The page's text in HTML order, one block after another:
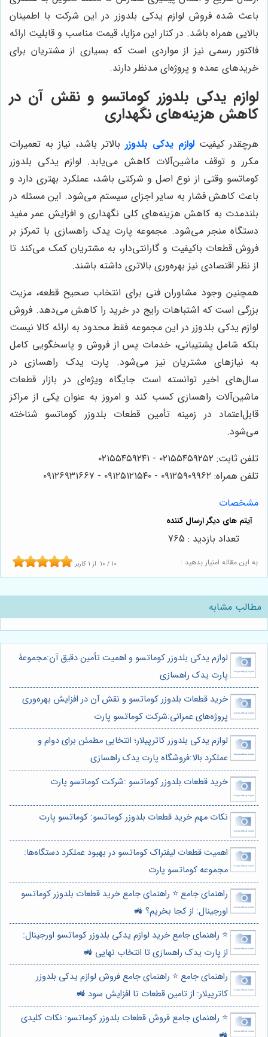
باعث شده فروش لوازم یدکی بلدوزر در این شرکت با اطمینان
بالایی همراه باشد. در کنار این مزایا، قیمت مناسب و قابلیت ارائه
فاکتور رسمی نیز از مواردی است که بسیاری از مشتریان برای
خریدهای عمده و پروژه‌ای مدنظر دارند.
لوازم یدکی بلدوزر کوماتسو و نقش آن در
کاهش هزینه‌های نگهداری
هرچقدر کیفیت لوازم یدکی بلدوزر بالاتر باشد، نیاز به تعمیرات
مکرر و توقف ماشین‌آلات کاهش می‌یابد. لوازم یدکی بلدوزر
کوماتسو وقتی از نوع اصل و شرکتی باشد، عملکرد بهتری دارد و
باعث کاهش فشار به سایر اجزای سیستم می‌شود. این مسئله در
بلندمدت به کاهش هزینه‌های کلی نگهداری و افزایش عمر مفید
دستگاه منجر می‌شود. مجموعه پارت یدک راهسازی با تمرکز بر
فروش قطعات باکیفیت و گارانتی‌دار، به مشتریان کمک می‌کند تا
از نظر اقتصادی نیز بهره‌وری بالاتری داشته باشند.
همچنین وجود مشاوران فنی برای انتخاب صحیح قطعه، مزیت
بزرگی است که اشتباهات رایج در خرید را کاهش می‌دهد. فروش
لوازم یدکی بلدوزر در این مجموعه فقط محدود به ارائه کالا نیست
بلکه شامل پشتیبانی، خدمات پس از فروش و پاسخگویی کامل
به نیازهای مشتریان نیز می‌شود. پارت یدک راهسازی در
سال‌های اخیر توانسته است جایگاه ویژه‌ای در بازار قطعات
ماشین‌آلات راهسازی کسب کند و امروز به عنوان یکی از مراکز
قابل‌اعتماد در زمینه تأمین قطعات بلدوزر کوماتسو شناخته
می‌شود.
تلفن ثابت: ۰۲۱۵۵۴۵۹۲۵۲ - ۰۲۱۵۵۴۵۹۲۴۱
تلفن همراه: ۰۹۱۲۵۹۰۹۹۶۲ - ۰۹۱۲۵۱۲۱۵۴۰ - ۰۹۱۲۶۹۳۱۶۶۷
مشخصات
به این مقاله امتیاز بدهید : 10 / 10 از 1 کاربر
تعداد بازدید : 765
مطالب مشابه
لوازم یدکی بلدوزر کوماتسو و اهمیت تأمین دقیق آن:مجموعۀ
پارت یدک راهسازی
خرید قطعات بلدوزر کوماتسو و نقش آن در افزایش بهره‌وری
پروژه‌های عمرانی:شرکت کوماتسو پارت
لوازم یدکی بلدوزر کاترپیلار؛ انتخابی مطمئن برای دوام و
عملکرد بالا:فروشگاه پارت یدک راهسازی
خرید قطعات بلدوزر کوماتسو :شرکت کوماتسو پارت
نکات مهم خرید قطعات بلدوزر کوماتسو: کوماتسو پارت
اهمیت قطعات لیفتراک کوماتسو در بهبود عملکرد دستگاه‌ها:
مجموعه کوماتسو پارت
راهنمای جامع ⭐️ راهنمای جامع خرید قطعات بلدوزر کوماتسو
اورجینال: از کجا بخریم؟ 🚜
⭐️ راهنمای جامع خرید لوازم یدکی بلدوزر کوماتسو اورجینال:
از پارت یدک راهسازی تا انتخاب نهایی 🚜
راهنمای جامع ⭐️ راهنمای جامع فروش لوازم یدکی بلدوزر
کاترپیلار: از تامین قطعات تا افزایش سود 🚜
⭐️ راهنمای جامع فروش قطعات بلدوزر کوماتسو: نکات کلیدی